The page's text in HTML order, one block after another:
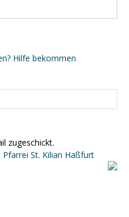
Hilfe bekommen
zugeschickt.
Pfarrei St. Kilian Haßfurt